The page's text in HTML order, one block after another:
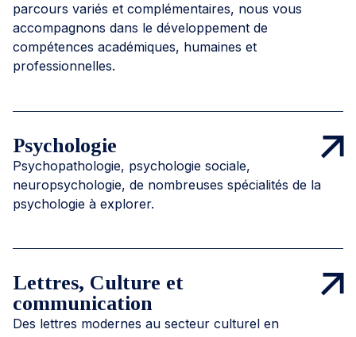
parcours variés et complémentaires, nous vous
accompagnons dans le développement de
compétences académiques, humaines et
professionnelles.
Psychologie
Psychopathologie, psychologie sociale,
neuropsychologie, de nombreuses spécialités de la
psychologie à explorer.
Lettres, Culture et
communication
Des lettres modernes au secteur culturel en